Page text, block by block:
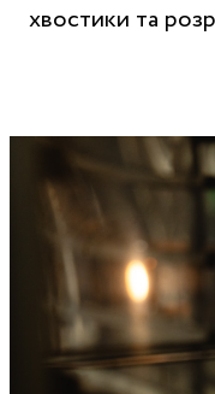
хвостики та